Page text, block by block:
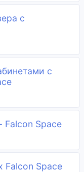
с
с
Falcon Space
Falcon Space